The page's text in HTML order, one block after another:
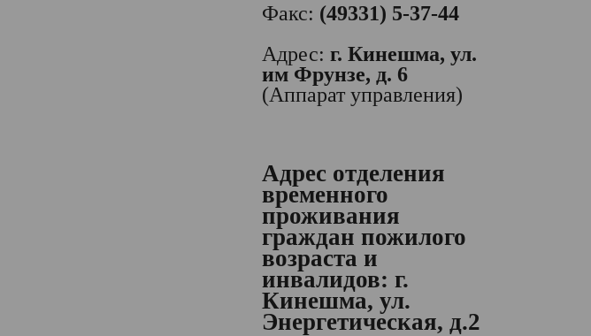
Факс: (49331) 5-37-44
Адрес: г. Кинешма, ул.
им Фрунзе, д. 6
(Аппарат управления)
Адрес отделения
временного
проживания
граждан пожилого
возраста и
инвалидов: г.
Кинешма, ул.
Энергетическая, д.2